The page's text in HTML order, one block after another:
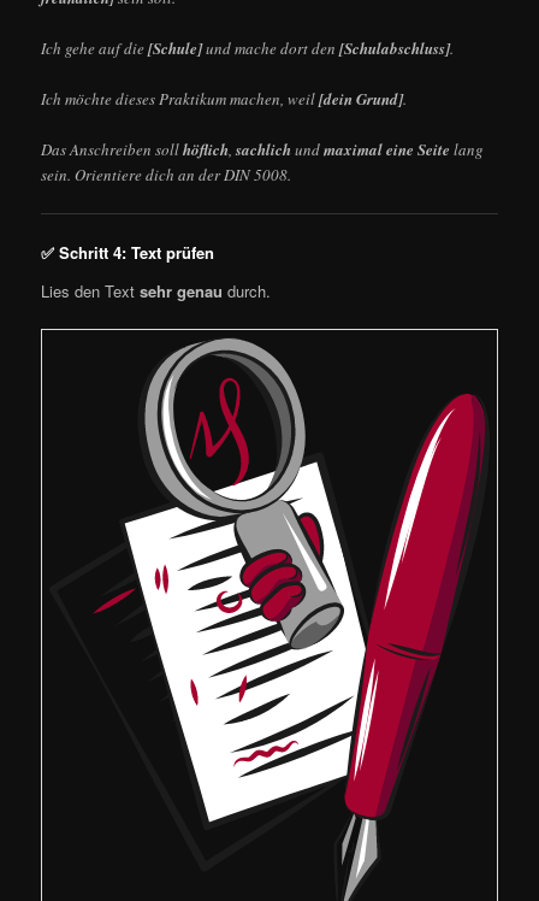
Ich gehe auf die[Schule]und mache dort den[Schulabschluss].
Ich möchte dieses Praktikum machen, weil[dein Grund].
Das Anschreiben sollhöflich,sachlichundmaximal eine Seite lang
sein. Orientiere dich an der DIN 5008.
✅ Schritt 4: Text prüfen
Lies den Textsehr genau durch.